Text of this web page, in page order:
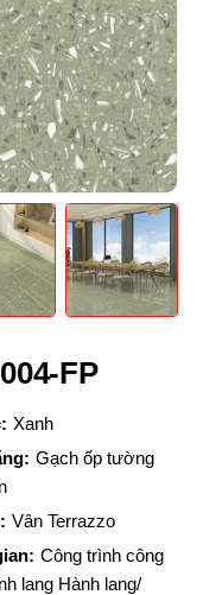
FP
Xanh
Gạch ốp tường
Vân Terrazzo
Công trình công
lang Hành lang/